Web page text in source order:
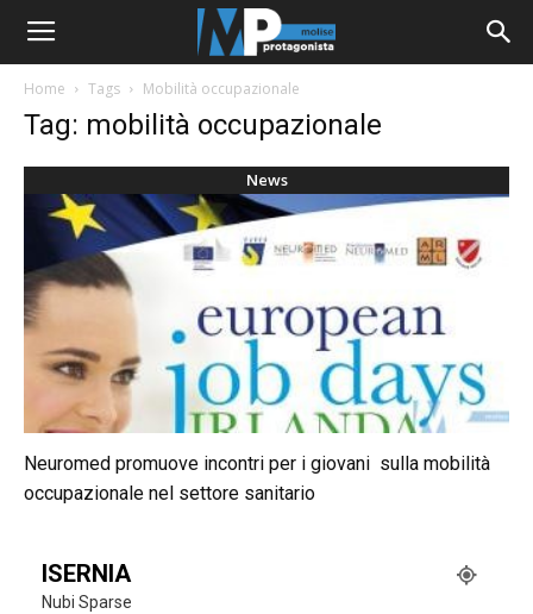
Home Tags Mobilità occupazionale
Tag: mobilità occupazionale
News
Neuromed promuove incontri per i giovani sulla mobilità
occupazionale nel settore sanitario
ISERNIA
Nubi Sparse